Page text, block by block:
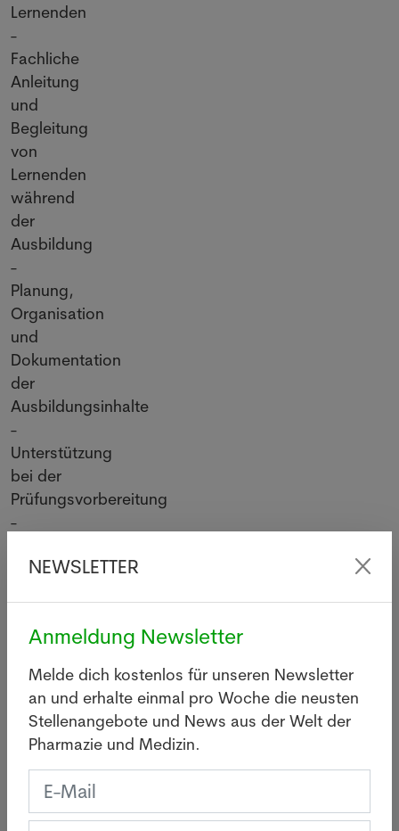
Lernenden
-
Fachliche
Anleitung
und
Begleitung
von
Lernenden
während
der
Ausbildung
-
Planung,
Organisation
und
Dokumentation
der
Ausbildungsinhalte
-
Unterstützung
bei der
Prüfungsvorbereitung
-
der
und
Kompetenzen
der
Lernenden
- Enge
Zusammenarbeit
mit der
Berufsfachschule
NEWSLETTER
Anmeldung Newsletter
Melde dich kostenlos für unseren Newsletter
an und erhalte einmal pro Woche die neusten
Stellenangebote und News aus der Welt der
Pharmazie und Medizin.